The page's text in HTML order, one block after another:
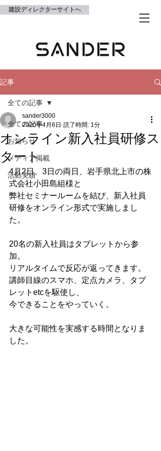
建設ディレクターサイトへ
記事
全ての記事
お知らせ
メディア掲載
活動実績
全ての記事
オンライン新入社員研修ス
タート
sander3000
2020年4月6日 読了時間: 1分
4月2日、3日の両日、岩手県北上市の株
式会社小田島組様と
弊社セミナールームを結び、新入社員
研修をオンライン形式で実施しまし
た。
20名の新入社員はタブレットから参
加。
リアルタイムで反応が返ってきます。
講師目線のスマホ、定点カメラ、タブ
レットetcを駆使し、
今できることをやっていく。
大きな可能性を実感する時間となりま
した。